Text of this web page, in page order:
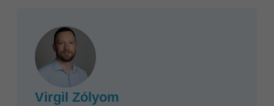
Virgil Zólyom